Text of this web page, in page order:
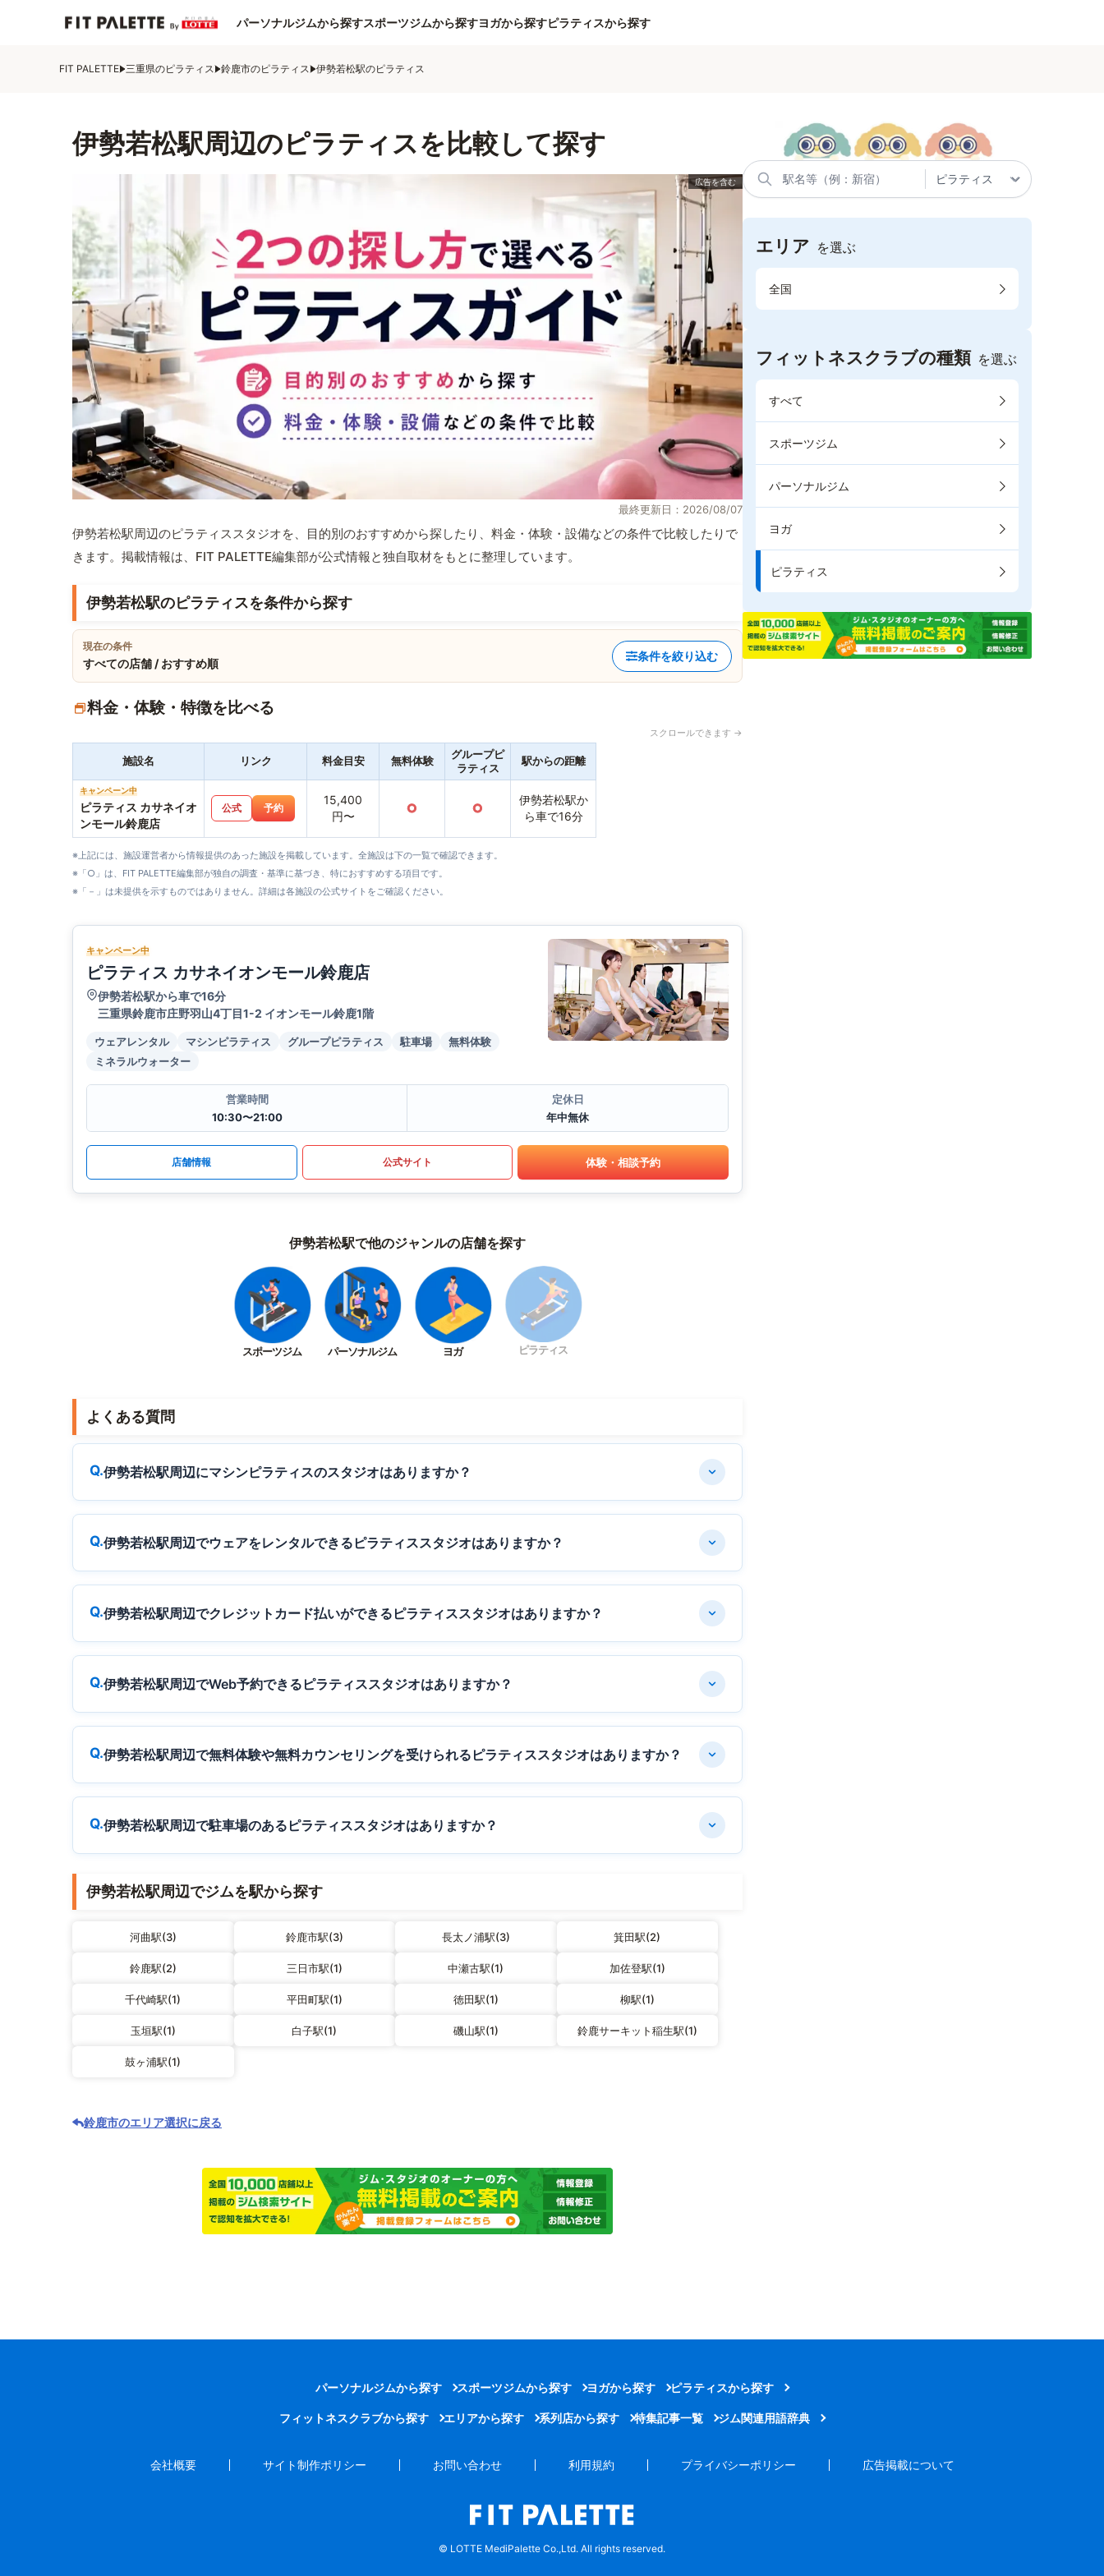
パーソナルジムから探すスポーツジムから探すヨガから探すピラティスから探す
FIT PALETTE 三重県のピラティス 鈴鹿市のピラティス 伊勢若松駅のピラティス
伊勢若松駅周辺のピラティスを比較して探す
最終更新日：2026/08/07
伊勢若松駅周辺のピラティススタジオを、目的別のおすすめから探したり、料金・体験・設備などの条件で比較したりで
きます。掲載情報は、FIT PALETTE編集部が公式情報と独自取材をもとに整理しています。
伊勢若松駅のピラティスを条件から探す
現在の条件
すべての店舗 / おすすめ順
条件を絞り込む
料金・体験・特徴を比べる
スクロールできます →
施設名 リンク 料金目安 無料体験
グループピ
ラティス
駅からの距離
キャンペーン中
ピラティス カサネイオ
ンモール鈴鹿店
公式 予約
15,400
円〜
○ ○
伊勢若松駅か
ら車で16分
※上記には、施設運営者から情報提供のあった施設を掲載しています。全施設は下の一覧で確認できます。
※「○」は、FIT PALETTE編集部が独自の調査・基準に基づき、特におすすめする項目です。
※「－」は未提供を示すものではありません。詳細は各施設の公式サイトをご確認ください。
キャンペーン中
ピラティス カサネイオンモール鈴鹿店
伊勢若松駅から車で16分
三重県鈴鹿市庄野羽山4丁目1-2 イオンモール鈴鹿1階
ウェアレンタル マシンピラティス グループピラティス 駐車場
無料体験
ミネラルウォーター
営業時間
10:30〜21:00
定休日
年中無休
店舗情報 公式サイト 体験・相談予約
伊勢若松駅で他のジャンルの店舗を探す
スポーツジム パーソナルジム ヨガ ピラティス
よくある質問
伊勢若松駅周辺にマシンピラティスのスタジオはありますか？
伊勢若松駅周辺でウェアをレンタルできるピラティススタジオはありますか？
伊勢若松駅周辺でクレジットカード払いができるピラティススタジオはありますか？
伊勢若松駅周辺でWeb予約できるピラティススタジオはありますか？
伊勢若松駅周辺で無料体験や無料カウンセリングを受けられるピラティススタジオはありますか？
伊勢若松駅周辺で駐車場のあるピラティススタジオはありますか？
伊勢若松駅周辺でジムを駅から探す
河曲駅(3) 鈴鹿市駅(3) 長太ノ浦駅(3) 箕田駅(2)
鈴鹿駅(2) 三日市駅(1) 中瀬古駅(1) 加佐登駅(1)
千代崎駅(1) 平田町駅(1) 徳田駅(1) 柳駅(1)
玉垣駅(1) 白子駅(1) 磯山駅(1) 鈴鹿サーキット稲生駅(1)
鼓ヶ浦駅(1)
鈴鹿市のエリア選択に戻る
エリア を選ぶ
全国
フィットネスクラブの種類 を選ぶ
すべて
スポーツジム
パーソナルジム
ヨガ
ピラティス
パーソナルジムから探す スポーツジムから探す ヨガから探す ピラティスから探す
フィットネスクラブから探す エリアから探す 系列店から探す 特集記事一覧 ジム関連用語辞典
会社概要 サイト制作ポリシー お問い合わせ 利用規約 プライバシーポリシー 広告掲載について
© LOTTE MediPalette Co.,Ltd. All rights reserved.